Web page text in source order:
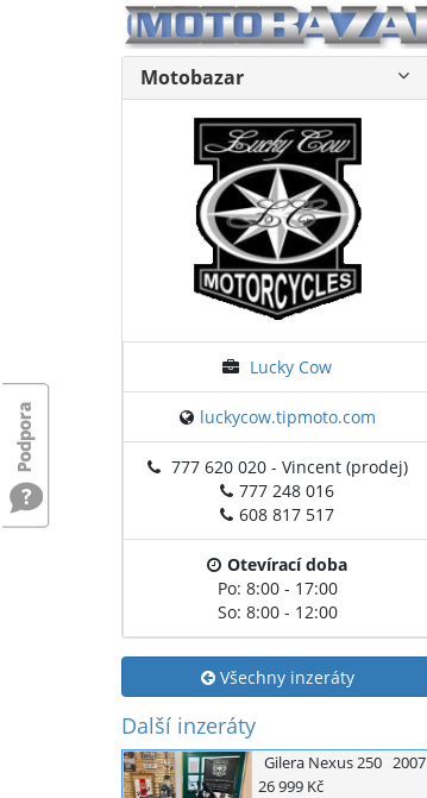
Motobazar
Lucky Cow
luckycow.tipmoto.com
777 620 020 - Vincent (prodej)
777 248 016
608 817 517
Otevírací doba
Po: 8:00 - 17:00
So: 8:00 - 12:00
Všechny inzeráty
Další inzeráty
GileraNexus 250 2007
26 999 Kč